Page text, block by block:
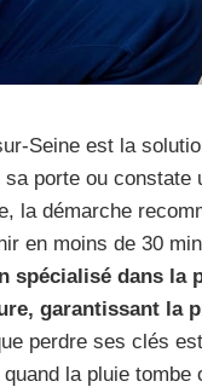
Seine est la
porte ou
la démarche
en moins de 30
spécialisé dans la
garantissant la
perdre ses clés
la pluie tombe